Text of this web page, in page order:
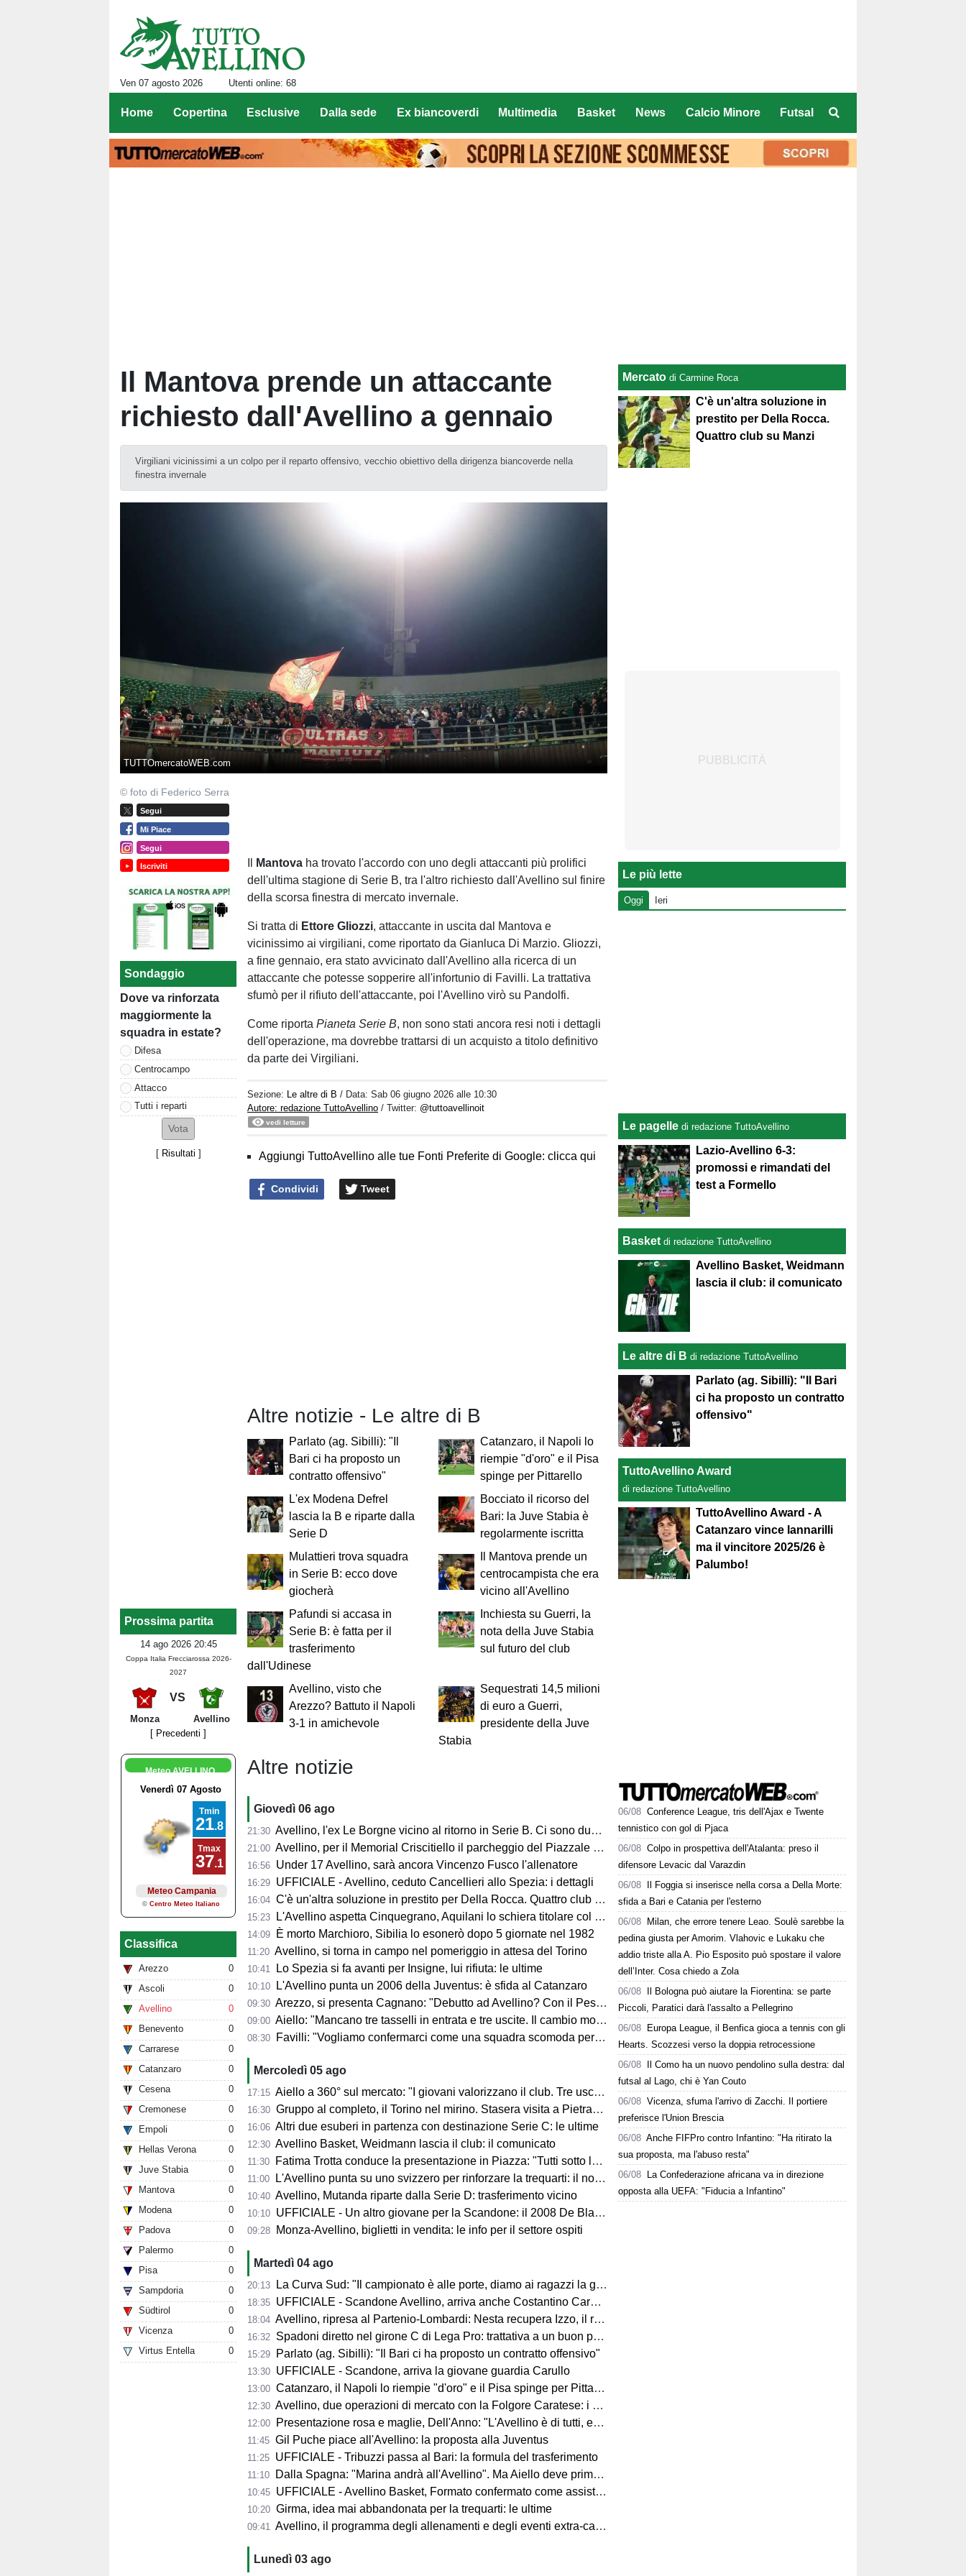
Ven 07 agosto 2026 Utenti online: 68
Home Copertina Esclusive Dalla sede Ex biancoverdi Multimedia Basket News Calcio Minore Futsal
Il Mantova prende un attaccante
richiesto dall'Avellino a gennaio
Virgiliani vicinissimi a un colpo per il reparto offensivo, vecchio obiettivo della dirigenza biancoverde nella
finestra invernale
TUTTOmercatoWEB.com
© foto di Federico Serra
Segui
Mi Piace
Segui
Iscriviti
Sondaggio
Dove va rinforzata
maggiormente la
squadra in estate?
Difesa
Centrocampo
Attacco
Tutti i reparti
[ Risultati ]
Prossima partita
14 ago 2026 20:45
Coppa Italia Frecciarossa 2026-
2027
VS
Monza
Avellino
[ Precedenti ]
Meteo AVELLINO
Classifica
Arezzo
0
Ascoli
0
Avellino
0
Benevento
0
Carrarese
0
Catanzaro
0
Cesena
0
Cremonese
0
Empoli
0
Hellas Verona
0
Juve Stabia
0
Mantova
0
Modena
0
Padova
0
Palermo
0
Pisa
0
Sampdoria
0
Südtirol
0
Vicenza
0
Virtus Entella
0
Mantova ha trovato l'accordo con uno degli attaccanti più prolifici
dell'ultima stagione di Serie B, tra l'altro richiesto dall'Avellino sul finire
della scorsa finestra di mercato invernale.
Si tratta di Ettore Gliozzi, attaccante in uscita dal Mantova e
vicinissimo ai virgiliani, come riportato da Gianluca Di Marzio. Gliozzi,
a fine gennaio, era stato avvicinato dall'Avellino alla ricerca di un
attaccante che potesse sopperire all'infortunio di Favilli. La trattativa
sfumò per il rifiuto dell'attaccante, poi l'Avellino virò su Pandolfi.
Come riportaPianeta Serie B, non sono stati ancora resi noti i dettagli
dell'operazione, ma dovrebbe trattarsi di un acquisto a titolo definitivo
da parte dei Virgiliani.
Sezione: Le altre di B / Data:Sab 06 giugno 2026 alle 10:30
Autore: redazione TuttoAvellino / Twitter: @tuttoavellinoit
vedi letture
Aggiungi TuttoAvellino alle tue Fonti Preferite di Google: clicca qui
Condividi Tweet
Altre notizie - Le altre di B
Parlato (ag. Sibilli): "Il
Bari ci ha proposto un
contratto offensivo"
Catanzaro, il Napoli lo
riempie "d'oro" e il Pisa
spinge per Pittarello
L'ex Modena Defrel
lascia la B e riparte dalla
Serie D
Bocciato il ricorso del
Bari: la Juve Stabia è
regolarmente iscritta
Mulattieri trova squadra
in Serie B: ecco dove
giocherà
Il Mantova prende un
centrocampista che era
vicino all'Avellino
Pafundi si accasa in
Serie B: è fatta per il
trasferimento
dall'Udinese
Inchiesta su Guerri, la
nota della Juve Stabia
sul futuro del club
Avellino, visto che
Arezzo? Battuto il Napoli
3-1 in amichevole
Sequestrati 14,5 milioni
di euro a Guerri,
presidente della Juve
Stabia
Altre notizie
Giovedì 06 ago
21:30 Avellino, l'ex Le Borgne vicino al ritorno in Serie B. Ci sono due club sul francese
21:00 Avellino, per il Memorial Criscitiello il parcheggio del Piazzale degli Irpini è occupato. I tifosi possono parcheggiare al Campo Genova
16:56 Under 17 Avellino, sarà ancora Vincenzo Fusco l'allenatore
16:29 UFFICIALE - Avellino, ceduto Cancellieri allo Spezia: i dettagli
16:04 C'è un'altra soluzione in prestito per Della Rocca. Quattro club su Manzi
15:23 L'Avellino aspetta Cinquegrano, Aquilani lo schiera titolare col Sassuolo
14:09 È morto Marchioro, Sibilia lo esonerò dopo 5 giornate nel 1982
11:20 Avellino, si torna in campo nel pomeriggio in attesa del Torino
10:41 Lo Spezia si fa avanti per Insigne, lui rifiuta: le ultime
10:10 L'Avellino punta un 2006 della Juventus: è sfida al Catanzaro
09:30 Arezzo, si presenta Cagnano: "Debutto ad Avellino? Con il Pescara andò bene. Gol dell'ex? Ho rispetto per la piazza e i compagni, non esulterei"
09:00 Aiello: "Mancano tre tasselli in entrata e tre uscite. Il cambio modulo? Una squadra camaleontica non dà punti di riferimento". Sull'esterno e il trequartista...
08:30 Favilli: "Vogliamo confermarci come una squadra scomoda per tutti. La concorrenza ben venga. Io mi sento bene"
Mercoledì 05 ago
17:15 Aiello a 360° sul mercato: "I giovani valorizzano il club. Tre uscite ancora da fare". Sul modulo, la difesa, Licina e Marina...
16:30 Gruppo al completo, il Torino nel mirino. Stasera visita a Pietrastornina
16:06 Altri due esuberi in partenza con destinazione Serie C: le ultime
12:30 Avellino Basket, Weidmann lascia il club: il comunicato
11:30 Fatima Trotta conduce la presentazione in Piazza: "Tutti sotto lo stesso cielo"
11:00 L'Avellino punta su uno svizzero per rinforzare la trequarti: il nome
10:40 Avellino, Mutanda riparte dalla Serie D: trasferimento vicino
10:10 UFFICIALE - Un altro giovane per la Scandone: il 2008 De Blasio
09:28 Monza-Avellino, biglietti in vendita: le info per il settore ospiti
Martedì 04 ago
20:13 La Curva Sud: "Il campionato è alle porte, diamo ai ragazzi la giusta carica"
18:35 UFFICIALE - Scandone Avellino, arriva anche Costantino Carullo
18:04 Avellino, ripresa al Partenio-Lombardi: Nesta recupera Izzo, il report
16:32 Spadoni diretto nel girone C di Lega Pro: trattativa a un buon punto
15:29 Parlato (ag. Sibilli): "Il Bari ci ha proposto un contratto offensivo"
13:30 UFFICIALE - Scandone, arriva la giovane guardia Carullo
13:00 Catanzaro, il Napoli lo riempie "d'oro" e il Pisa spinge per Pittarello
12:30 Avellino, due operazioni di mercato con la Folgore Caratese: i nomi
12:00 Presentazione rosa e maglie, Dell'Anno: "L'Avellino è di tutti, ecco cosa faremo"
11:45 Gil Puche piace all'Avellino: la proposta alla Juventus
11:25 UFFICIALE - Tribuzzi passa al Bari: la formula del trasferimento
11:10 Dalla Spagna: "Marina andrà all'Avellino". Ma Aiello deve prima cedere
10:45 UFFICIALE - Avellino Basket, Formato confermato come assistant coach
10:20 Girma, idea mai abbandonata per la trequarti: le ultime
09:41 Avellino, il programma degli allenamenti e degli eventi extra-campo
Lunedì 03 ago
Mercato di Carmine Roca
C'è un'altra soluzione in
prestito per Della Rocca.
Quattro club su Manzi
Le più lette
Oggi Ieri
Le pagelle di redazione TuttoAvellino
Lazio-Avellino 6-3:
promossi e rimandati del
test a Formello
Basket di redazione TuttoAvellino
Avellino Basket, Weidmann
lascia il club: il comunicato
Le altre di B di redazione TuttoAvellino
Parlato (ag. Sibilli): "Il Bari
ci ha proposto un contratto
offensivo"
TuttoAvellino Award
di redazione TuttoAvellino
TuttoAvellino Award - A
Catanzaro vince Iannarilli
ma il vincitore 2025/26 è
Palumbo!
06/08 Conference League, tris dell'Ajax e Twente
tennistico con gol di Pjaca
06/08 Colpo in prospettiva dell'Atalanta: preso il
difensore Levacic dal Varazdin
06/08
Il Foggia si inserisce nella corsa a Della Morte:
sfida a Bari e Catania per l'esterno
06/08
Milan, che errore tenere Leao. Soulè sarebbe la
pedina giusta per Amorim. Vlahovic e Lukaku che
addio triste alla A. Pio Esposito può spostare il valore
dell’Inter. Cosa chiedo a Zola
06/08
Il Bologna può aiutare la Fiorentina: se parte
Piccoli, Paratici darà l'assalto a Pellegrino
06/08
Europa League, il Benfica gioca a tennis con gli
Hearts. Scozzesi verso la doppia retrocessione
06/08
Il Como ha un nuovo pendolino sulla destra: dal
futsal al Lago, chi è Yan Couto
06/08 Vicenza, sfuma l'arrivo di Zacchi. Il portiere
preferisce l'Union Brescia
06/08 Anche FIFPro contro Infantino: "Ha ritirato la
sua proposta, ma l'abuso resta"
06/08
La Confederazione africana va in direzione
opposta alla UEFA: "Fiducia a Infantino"